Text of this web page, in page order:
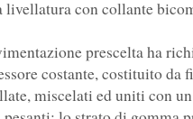
livellatura con collante
prescelta ha
costante, costituito
miscelati ed uniti con